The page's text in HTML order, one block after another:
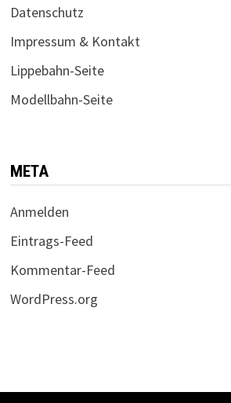
Datenschutz
Impressum & Kontakt
Lippebahn-Seite
Modellbahn-Seite
META
Anmelden
Eintrags-Feed
Kommentar-Feed
WordPress.org